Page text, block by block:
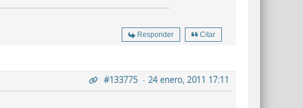
Responder Citar
#133775 - 24 enero, 2011 17:11